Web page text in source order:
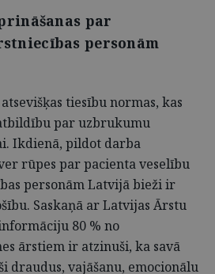
par
personām
tiesību normas, kas
par uzbrukumu
Ikdienā, pildot darba
rūpes par pacienta veselību
personām Latvijā bieži ir
Saskaņā ar Latvijas Ārstu
80 % no
ārstiem ir atzinuši, ka savā
draudus, vajāšanu, emocionālu